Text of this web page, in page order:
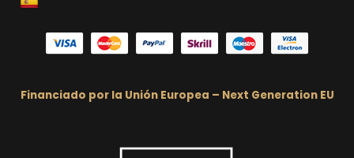
Financiado por la Unión Europea – Next Generation EU